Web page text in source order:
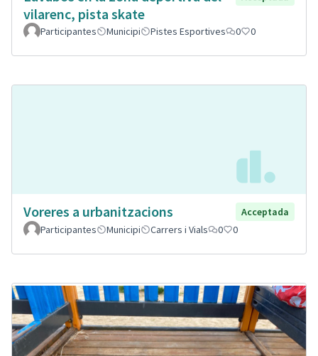
vilarenc, pista skate
Participantes Municipi Pistes Esportives 0 0
Voreres a urbanitzacions
Acceptada
Participantes
Municipi Carrers i Vials 0 0